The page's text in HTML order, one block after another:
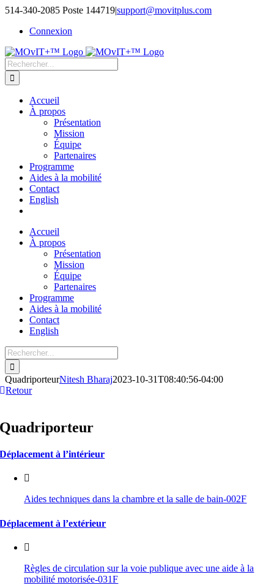
514-340-2085 Poste 144719|support@movitplus.com
Connexion
Accueil
À propos
Présentation
Mission
Équipe
Partenaires
Programme
Aides à la mobilité
Contact
English
Accueil
À propos
Présentation
Mission
Équipe
Partenaires
Programme
Aides à la mobilité
Contact
English
QuadriporteurNitesh Bharaj2023-10-31T08:40:56-04:00
Retour
Quadriporteur
Déplacement à l’intérieur
Aides techniques dans la chambre et la salle de bain-002F
Déplacement à l’extérieur
Règles de circulation sur la voie publique avec une aide à la
mobilité motorisée-031F